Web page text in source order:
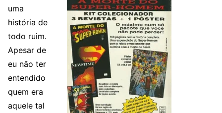
uma
história de
todo ruim.
Apesar de
eu não ter
entendido
quem era
aquele tal